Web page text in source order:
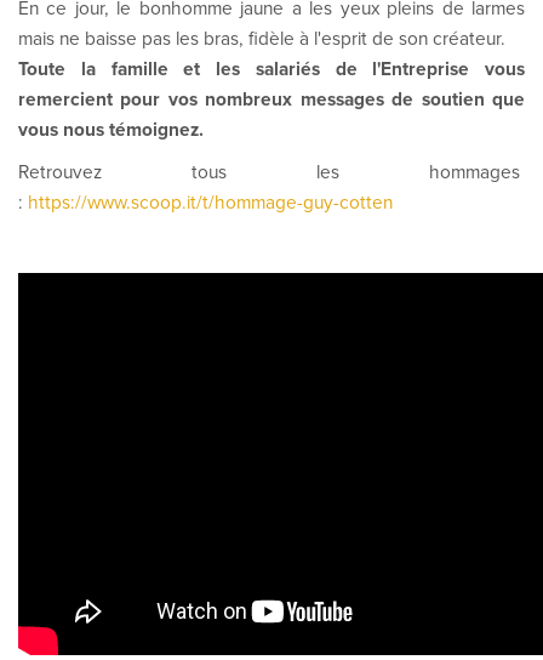
En ce jour, le bonhomme jaune a les yeux pleins de larmes
mais ne baisse pas les bras, fidèle à l'esprit de son créateur.
Toute la famille et les salariés de l'Entreprise vous
remercient pour vos nombreux messages de soutien que
vous nous témoignez.
Retrouvez tous les hommages
: https://www.scoop.it/t/hommage-guy-cotten